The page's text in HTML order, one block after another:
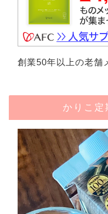
創業50年以上の老舗
かりこ定